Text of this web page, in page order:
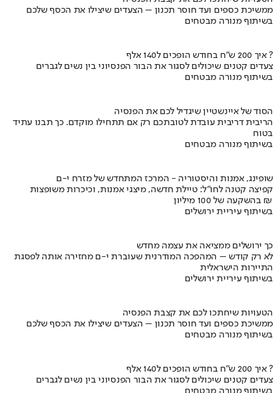
ממשיכת כספים ועד חוסר תכנון – הצעדים שיצילו את הכסף שלכם
בשיתוף מנורה מבטחים
איך 200 ש"ח בחודש הופכים ל140 אלף ?
צעדים קטנים שיכולים לסגור את הבור הפנסיוני בין נשים לגברים
בשיתוף מנורה מבטחים
הסוד של איינשטיין שיגדיל לכם את הפנסיה
הריבית דריבית עובדת לטובתכם רק אם תתחילו מוקדם. כך תבנו עתיד
בטוח
בשיתוף מנורה מבטחים
שופינג, אמנות והיסטוריה - המרכז המתחדש של מזרח י-ם
קפיצה קטנה לחו"ל: טיילת חדשה, מיצגי אמנות, וכיכרות משופצות
בהשקעה של 100 מיליון ₪
בשיתוף עיריית ירושלים
כך ירושלים ממציאה את עצמה מחדש
לא רק קודש – המהפכה המודרנית שעוברת י-ם מחזירה אותה לפסגת
התיירות הישראלית
בשיתוף עיריית ירושלים
הטעויות שיחתכו לכם את קצבת הפנסיה
ממשיכת כספים ועד חוסר תכנון – הצעדים שיצילו את הכסף שלכם
בשיתוף מנורה מבטחים
איך 200 ש"ח בחודש הופכים ל140 אלף ?
צעדים קטנים שיכולים לסגור את הבור הפנסיוני בין נשים לגברים